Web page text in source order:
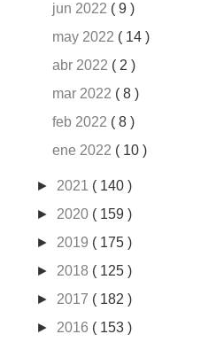
jun 2022 ( 9 )
may 2022 ( 14 )
abr 2022 ( 2 )
mar 2022 ( 8 )
feb 2022 ( 8 )
ene 2022 ( 10 )
► 2021 ( 140 )
► 2020 ( 159 )
► 2019 ( 175 )
► 2018 ( 125 )
► 2017 ( 182 )
► 2016 ( 153 )